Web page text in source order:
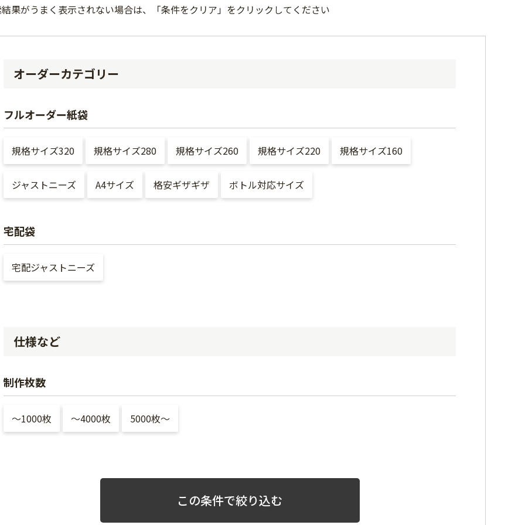
果がうまく表示されない場合は、「条件をクリア」をクリックしてください
オーダーカテゴリー
フルオーダー紙袋
規格サイズ320 規格サイズ280 規格サイズ260 規格サイズ220 規格サイズ160
ジャストニーズ A4サイズ 格安ギザギザ ボトル対応サイズ
宅配袋
宅配ジャストニーズ
仕様など
制作枚数
〜1000枚 〜4000枚 5000枚〜